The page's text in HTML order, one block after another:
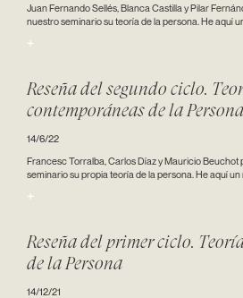
Juan Fernando Sellés, Blanca Castilla y Pilar
nuestro seminario su teoría de la persona. He aquí
+
Reseña del segundo ciclo.
contemporáneas de la Persona
14/6/22
Francesc Torralba, Carlos Díaz y Mauricio Beuchot
seminario su propia teoría de la persona. He aquí un
+
Reseña del primer ciclo.
de la Persona
14/12/21